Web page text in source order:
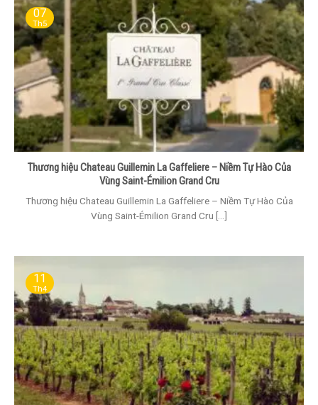
Thương hiệu Chateau Guillemin La Gaffeliere – Niềm Tự Hào Của
Vùng Saint-Émilion Grand Cru
Thương hiệu Chateau Guillemin La Gaffeliere – Niềm Tự Hào Của
Vùng Saint-Émilion Grand Cru [...]
07
Th5
11
Th4